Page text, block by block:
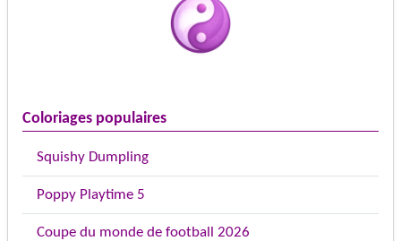
Coloriages populaires
Squishy Dumpling
Poppy Playtime 5
Coupe du monde de football 2026